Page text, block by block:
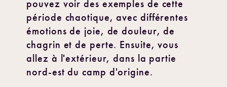
pouvez voir des exemples de cette
période chaotique, avec différentes
émotions de joie, de douleur, de
chagrin et de perte. Ensuite, vous
allez à l'extérieur, dans la partie
nord-est du camp d'origine.